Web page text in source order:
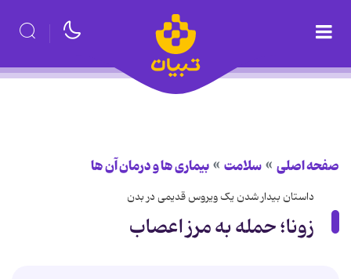
صفحه اصلی سلامت بیماری ها و درمان آن ها
داستان بیدار شدن یک ویروس قدیمی در بدن
زونا؛ حمله به مرز اعصاب